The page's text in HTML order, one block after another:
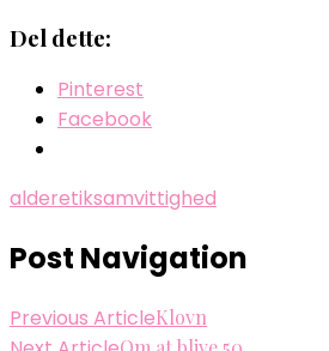
Del dette:
Pinterest
Facebook
alderetiksamvittighed
Post Navigation
Previous ArticleKlovn